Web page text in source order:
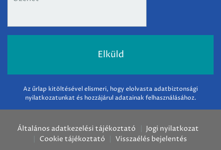
Az űrlap kitöltésével elismeri, hogy elolvasta adatbiztonsági
nyilatkozatunkat és hozzájárul adatainak felhasználásához.
Általános adatkezelési tájékoztató
Jogi nyilatkozat
Cookie tájékoztató
Visszaélés bejelentés